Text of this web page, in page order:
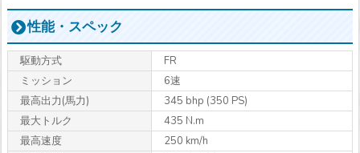
性能・スペック
駆動方式
FR
ミッション
6速
最高出力(馬力)
345 bhp (350 PS)
最大トルク
435 N.m
最高速度
250 km/h